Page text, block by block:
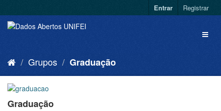
Entrar Registrar
Grupos Graduação
Graduação